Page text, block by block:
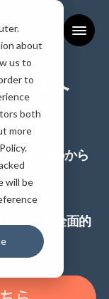
about
us to
to
both
more
will be
へ
ス
、Marketoから
、
包含する全面的
す。